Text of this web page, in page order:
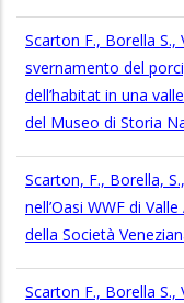
Scarton F., Borella S.,
svernamento del
dell’habitat in una
del Museo di Storia
Scarton, F., Borella,
nell’Oasi WWF di
della Società
Scarton F., Borella S.,